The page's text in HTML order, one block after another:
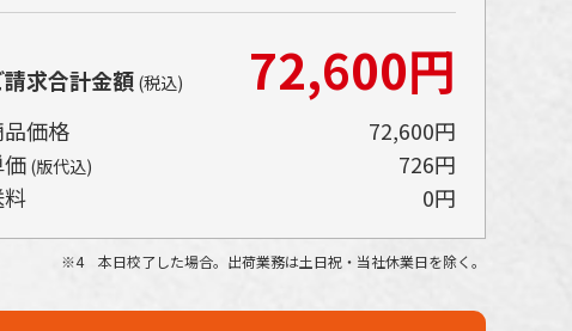
ルカラーでほぼぐるりと一周する広範囲へのデザ
請求合計金額 (税込) 72,600円
品価格
72,600円
(版代込)
726円
0円
4 本日校了した場合。出荷業務は土日祝・当社休業日を除く。